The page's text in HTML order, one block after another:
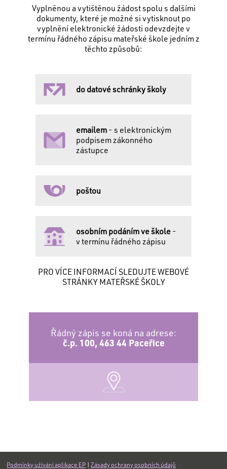
Vyplněnou a vytištěnou žádost spolu s dalšími
dokumenty, které je možné si vytisknout po
vyplnění elektronické žádosti odevzdejte v
termínu řádného zápisu mateřské škole jedním z
těchto způsobů:
do datové schránky školy
emailem- s elektronickým
podpisem zákonného
zástupce
poštou
osobním podáním ve škole-
v termínu řádného zápisu
PRO VÍCE INFORMACÍ SLEDUJTE WEBOVÉ
STRÁNKY MATEŘSKÉ ŠKOLY
Řádný zápis se koná na adrese:
č.p. 100, 463 44 Paceřice
Podmínky užívání aplikace EP |Zásady ochrany osobních údajů